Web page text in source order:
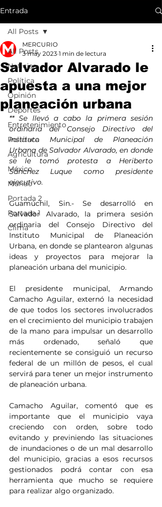
Entrada
All Posts
Noticias
Política
Opinión
Deportes
Entretenimiento
Policiaca
Agricultura
México
Mundo
Portada 2
Portada 1
Clima
All Posts
Salvador Alvarado le
apuesta a una mejor
planeación urbana
MERCURIO
3 may 2023 1 min de lectura
** Se llevó a cabo la primera sesión
ordinaria del Consejo Directivo del
Instituto Municipal de Planeación
Urbana de Salvador Alvarado, en donde
se le tomó protesta a Heriberto
Sánchez Luque como presidente
ejecutivo.
Guamúchil, Sin.- Se desarrolló en
Salvador Alvarado, la primera sesión
ordinaria del Consejo Directivo del
Instituto Municipal de Planeación
Urbana, en donde se plantearon algunas
ideas y proyectos para mejorar la
planeación urbana del municipio.
El presidente municipal, Armando
Camacho Aguilar, externó la necesidad
de que todos los sectores involucrados
en el crecimiento del municipio trabajen
de la mano para impulsar un desarrollo
más ordenado, señaló que
recientemente se consiguió un recurso
federal de un millón de pesos, el cual
servirá para tener un mejor instrumento
de planeación urbana.
Camacho Aguilar, comentó que es
importante que el municipio vaya
creciendo con orden, sobre todo
evitando y previniendo las situaciones
de inundaciones o de un mal desarrollo
del municipio, gracias a esos recursos
gestionados podrá contar con esa
herramienta que mucho se requiere
para realizar algo organizado.